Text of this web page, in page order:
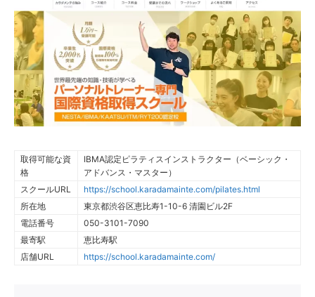
取得可能な資
格
IBMA認定ピラティスインストラクター（ベーシック・
アドバンス・マスター）
スクールURL
https://school.karadamainte.com/pilates.html
所在地
東京都渋谷区恵比寿1-10-6 清園ビル2F
電話番号
050-3101-7090
最寄駅
恵比寿駅
店舗URL
https://school.karadamainte.com/